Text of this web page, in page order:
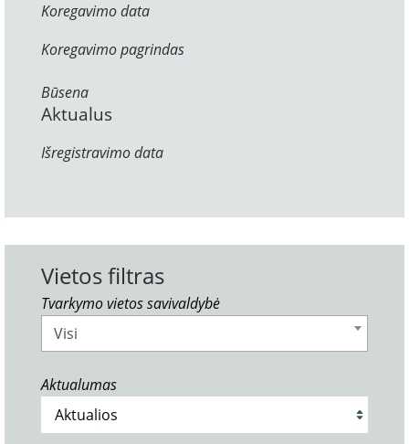
Koregavimo data
Koregavimo pagrindas
Būsena
Aktualus
Išregistravimo data
Vietos filtras
Tvarkymo vietos savivaldybė
Visi
Aktualumas